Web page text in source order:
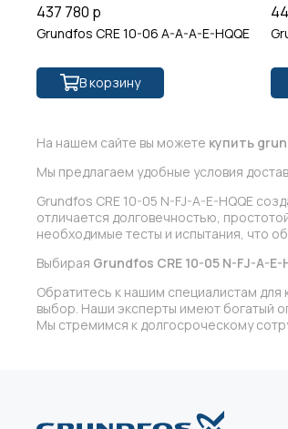
437 780 р
Grundfos CRE 10-06 A-A-A-E-HQQE
В корзину
На нашем сайте вы можете купить
Мы предлагаем удобные условия
Grundfos CRE 10-05 N-FJ-A-E-HQQE
отличается долговечностью,
необходимые тесты и испытания, что
Выбирая Grundfos CRE 10-05 N-FJ-A-E-
Обратитесь к нашим специалистам для
выбор. Наши эксперты имеют богатый
Мы стремимся к долгосроческому